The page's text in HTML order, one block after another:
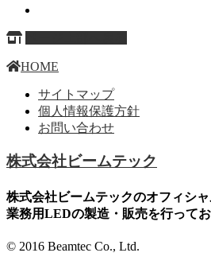
HOME
サイトマップ
個人情報保護方針
お問い合わせ
株式会社ビームテック
株式会社ビームテックのオフィシ
業務用LEDの製造・販売を行ってお
© 2016 Beamtec Co., Ltd.